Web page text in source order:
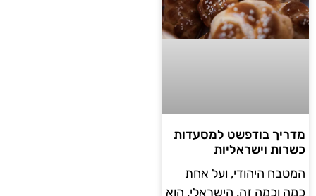
מדריך בודפשט למסעדות
כשרות וישראליות
המטבח היהודי, ועל אחת
כמה וכמה זה, הישראלי, הוא